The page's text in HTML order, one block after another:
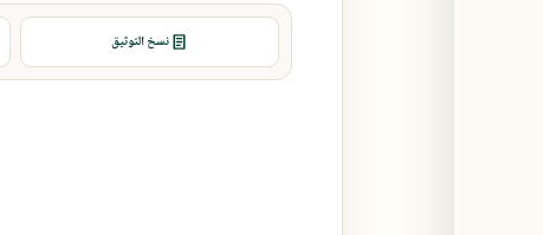
نسخ التوثيق